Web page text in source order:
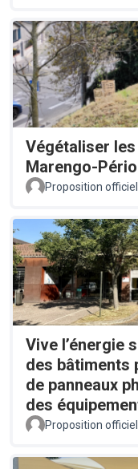
Végétaliser
Marengo-
Proposition
Vive l’énergie
des bâtiments
de panneaux
des
Proposition